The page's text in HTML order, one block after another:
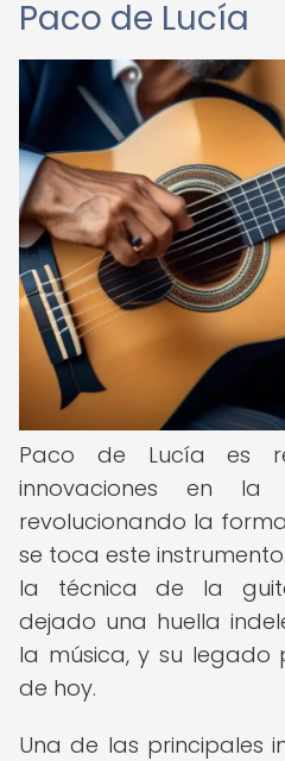
Paco de Lucía
Paco de Lucía es
innovaciones en la
revolucionando la
se toca este
la técnica de la
dejado una huella
la música, y su
de hoy.
Una de las principales